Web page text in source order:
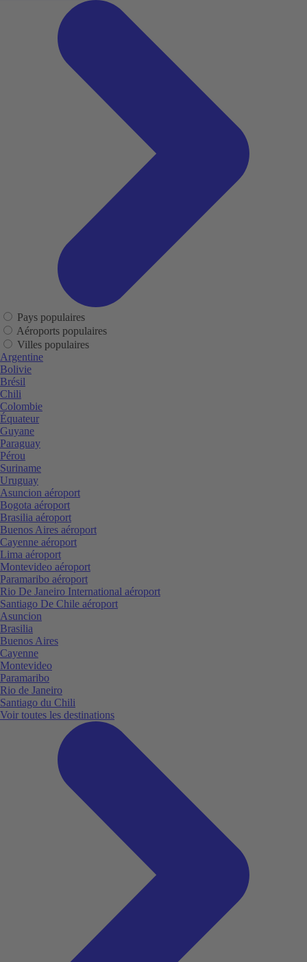
Pays populaires
Aéroports populaires
Villes populaires
Argentine
Bolivie
Brésil
Chili
Colombie
Équateur
Guyane
Paraguay
Pérou
Suriname
Uruguay
Asuncion aéroport
Bogota aéroport
Brasilia aéroport
Buenos Aires aéroport
Cayenne aéroport
Lima aéroport
Montevideo aéroport
Paramaribo aéroport
Rio De Janeiro International aéroport
Santiago De Chile aéroport
Asuncion
Brasilia
Buenos Aires
Cayenne
Montevideo
Paramaribo
Rio de Janeiro
Santiago du Chili
Voir toutes les destinations